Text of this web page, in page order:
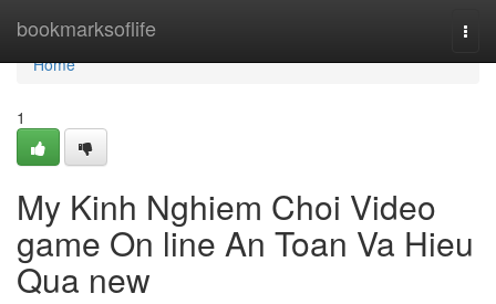
bookmarksoflife
Home
Home
1
My Kinh Nghiem Choi Video
game On line An Toan Va Hieu
Qua new